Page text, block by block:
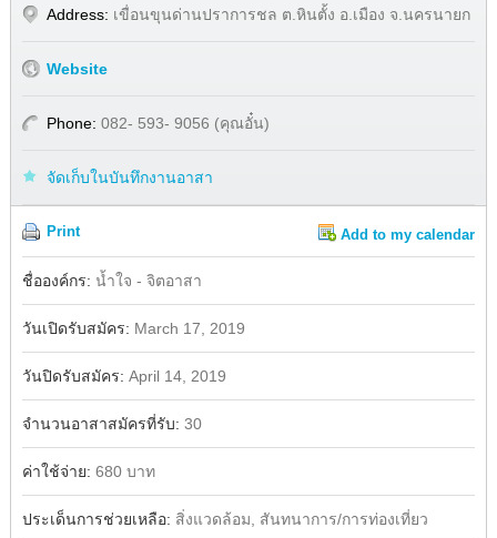
Address: เขื่อนขุนด่านปราการชล ต.หินตั้ง อ.เมือง จ.นครนายก
Website
Phone: 082- 593- 9056 (คุณอั๋น)
จัดเก็บในบันทึกงานอาสา
Print Add to my calendar
Facebook
ชื่อองค์กร: น้ำใจ - จิตอาสา
วันเปิดรับสมัคร: March 17, 2019
วันปิดรับสมัคร: April 14, 2019
จำนวนอาสาสมัครที่รับ: 30
ค่าใช้จ่าย: 680 บาท
ประเด็นการช่วยเหลือ: สิ่งแวดล้อม, สันทนาการ/การท่องเที่ยว